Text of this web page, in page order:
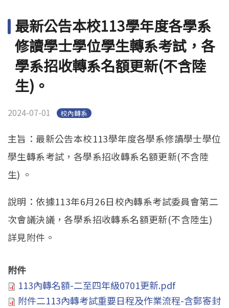
表單下載
相關辦法
最新公告本校113學年度各學系
修讀學士學位學生轉系考試，各
學系招收轉系名額更新(不含陸
生)。
2024-07-01 校內轉系
主旨：最新公告本校113學年度各學系修讀學士學位
學生轉系考試，各學系招收轉系名額更新(不含陸
生) 。
說明：依據113年6月26日校內轉系考試委員會第二
次會議決議，各學系招收轉系名額更新(不含陸生)
詳見附件。
附件
113內轉名額-二至四年級0701更新.pdf
附件二113內轉考試重要日程及作業流程-含郵寄封